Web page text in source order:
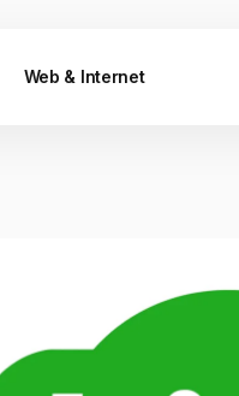
Web & Internet